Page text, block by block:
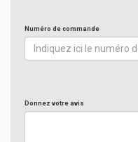
Numéro de commande
Donnez votre avis